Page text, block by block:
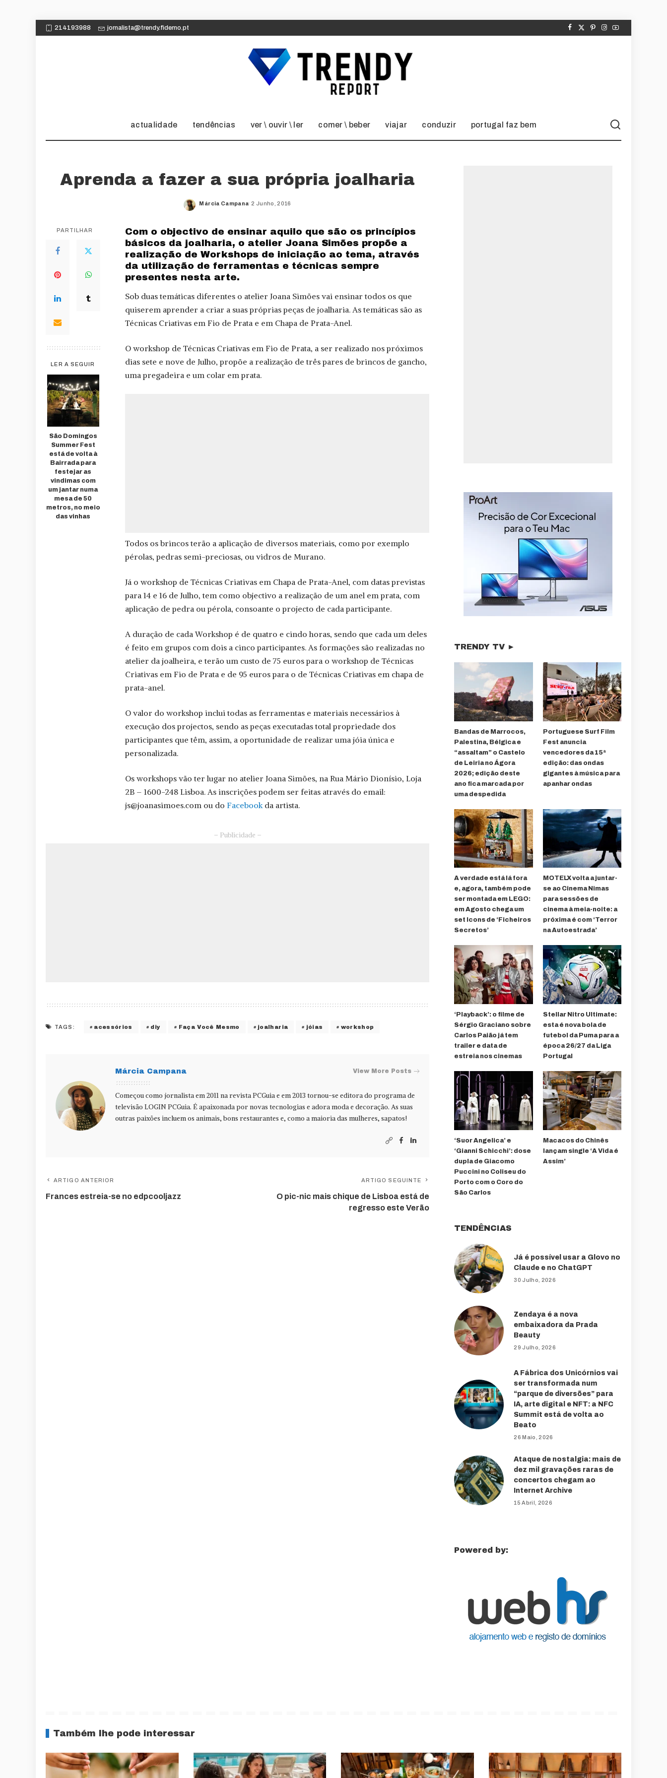
214193988 jornalista@trendy.fidemo.pt
actualidade tendências ver \ ouvir \ ler comer \ beber viajar conduzir portugal faz bem
Aprenda a fazer a sua própria joalharia
Posted
Márcia Campana 2 Junho, 2016
PARTILHAR
LER A SEGUIR
São Domingos
Summer Fest
está de volta à
Bairrada para
festejar as
vindimas com
um jantar numa
mesa de 50
metros, no meio
das vinhas
Com o objectivo de ensinar aquilo que são os princípios
básicos da joalharia, o atelier Joana Simões propõe a
realização de Workshops de iniciação ao tema, através
da utilização de ferramentas e técnicas sempre
presentes nesta arte.
Sob duas temáticas diferentes o atelier Joana Simões vai ensinar todos os que
quiserem aprender a criar a suas próprias peças de joalharia. As temáticas são as
Técnicas Criativas em Fio de Prata e em Chapa de Prata-Anel.
O workshop de Técnicas Criativas em Fio de Prata, a ser realizado nos próximos
dias sete e nove de Julho, propõe a realização de três pares de brincos de gancho,
uma pregadeira e um colar em prata.
Todos os brincos terão a aplicação de diversos materiais, como por exemplo
pérolas, pedras semi-preciosas, ou vidros de Murano.
Já o workshop de Técnicas Criativas em Chapa de Prata-Anel, com datas previstas
para 14 e 16 de Julho, tem como objectivo a realização de um anel em prata, com
aplicação de pedra ou pérola, consoante o projecto de cada participante.
A duração de cada Workshop é de quatro e cindo horas, sendo que cada um deles
é feito em grupos com dois a cinco participantes. As formações são realizadas no
atelier da joalheira, e terão um custo de 75 euros para o workshop de Técnicas
Criativas em Fio de Prata e de 95 euros para o de Técnicas Criativas em chapa de
prata-anel.
O valor do workshop inclui todas as ferramentas e materiais necessários à
execução dos projectos, sendo as peças executadas total propriedade dos
participantes que têm, assim, a oportunidade de realizar uma jóia única e
personalizada.
Os workshops vão ter lugar no atelier Joana Simões, na Rua Mário Dionísio, Loja
2B – 1600-248 Lisboa. As inscrições podem ser feitas através do email:
js@joanasimoes.com ou do Facebookda artista.
– Publicidade –
TAGS: acessórios diy Faça Você Mesmo joalharia jóias workshop
Márcia Campana View More Posts
Começou como jornalista em 2011 na revista PCGuia e em 2013 tornou-se editora do programa de
televisão LOGIN PCGuia. É apaixonada por novas tecnologias e adora moda e decoração. As suas
outras paixões incluem os animais, bons restaurantes e, como a maioria das mulheres, sapatos!
ARTIGO ANTERIOR
Frances estreia-se no edpcooljazz
ARTIGO SEGUINTE
O pic-nic mais chique de Lisboa está de
regresso este Verão
TRENDY TV ►
Bandas de Marrocos,
Palestina, Bélgica e
“assaltam” o Castelo
de Leiria no Ágora
2026; edição deste
ano fica marcada por
uma despedida
Portuguese Surf Film
Fest anuncia
vencedores da 15ª
edição: das ondas
gigantes à música para
apanhar ondas
A verdade está lá fora
e, agora, também pode
ser montada em LEGO:
em Agosto chega um
set Icons de ‘Ficheiros
Secretos’
MOTELX volta a juntar-
se ao Cinema Nimas
para sessões de
cinema à meia-noite: a
próxima é com ‘Terror
na Autoestrada’
‘Playback’: o filme de
Sérgio Graciano sobre
Carlos Paião já tem
trailer e data de
estreia nos cinemas
Stellar Nitro Ultimate:
esta é nova bola de
futebol da Puma para a
época 26/27 da Liga
Portugal
‘Suor Angelica’ e
‘Gianni Schicchi’: dose
dupla de Giacomo
Puccini no Coliseu do
Porto com o Coro do
São Carlos
Macacos do Chinês
lançam single ‘A Vida é
Assim’
TENDÊNCIAS
Já é possível usar a Glovo no
Claude e no ChatGPT
30 Julho, 2026
Zendaya é a nova
embaixadora da Prada
Beauty
29 Julho, 2026
A Fábrica dos Unicórnios vai
ser transformada num
“parque de diversões” para
IA, arte digital e NFT: a NFC
Summit está de volta ao
Beato
26 Maio, 2026
Ataque de nostalgia: mais de
dez mil gravações raras de
concertos chegam ao
Internet Archive
15 Abril, 2026
Powered by:
Também lhe pode interessar